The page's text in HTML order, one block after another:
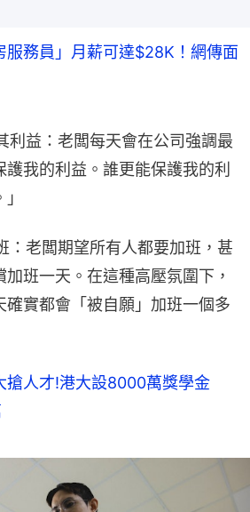
服務員」月薪可達$28K！網傳面
利益：老闆每天會在公司強調最
我的利益。誰更能保護我的利
：老闆期望所有人都要加班，甚
班一天。在這種高壓氛圍下，
確實都會「被自願」加班一個多
搶人才!港大設8000萬獎學金